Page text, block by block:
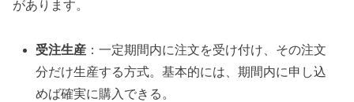
があります。
受注生産 ：一定期間内に注文を受け付け、その注文
分だけ生産する方式。基本的には、期間内に申し込
めば確実に購入できる。